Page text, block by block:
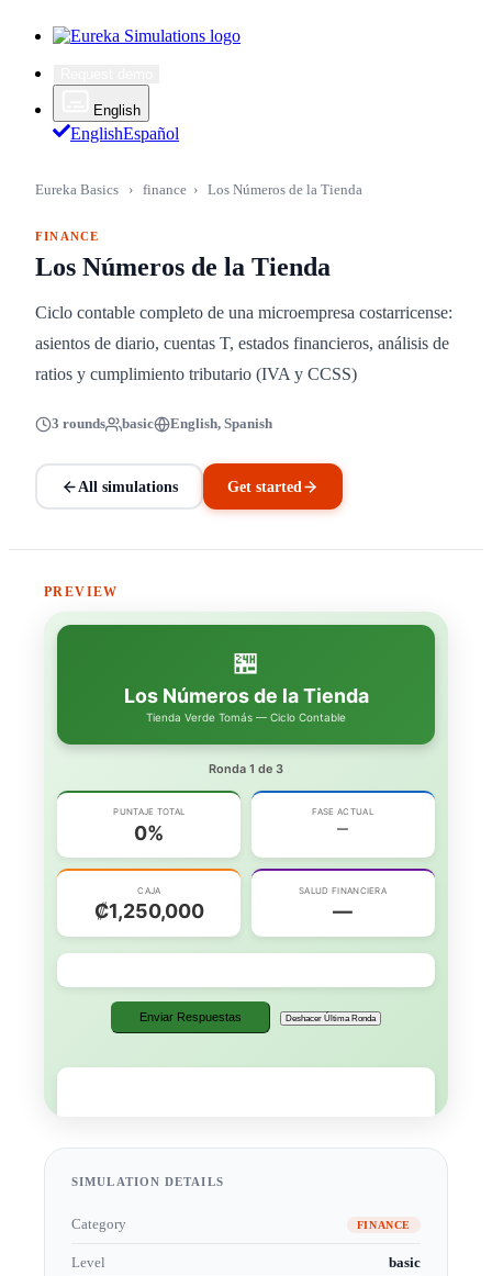
English
EnglishEspañol
Eureka Basics › finance › Los Números de la Tienda
FINANCE
Los Números de la Tienda
Ciclo contable completo de una microempresa costarricense:
asientos de diario, cuentas T, estados financieros, análisis de
ratios y cumplimiento tributario (IVA y CCSS)
3 rounds basic English, Spanish
All simulations Get started
PREVIEW
SIMULATION DETAILS
Category FINANCE
Level basic